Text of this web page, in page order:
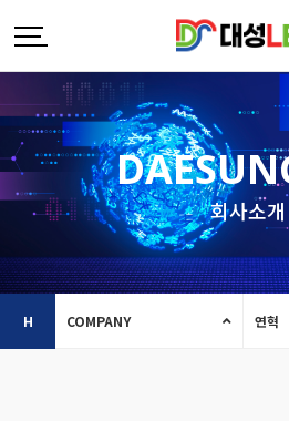
회사소개
H COMPANY 연혁